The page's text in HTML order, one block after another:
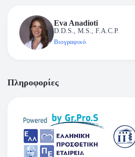
Eva Anadioti
D.D.S., M.S., F.A.C.P.
Βιογραφικό
Πληροφορίες